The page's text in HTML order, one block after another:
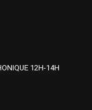
12H-14H